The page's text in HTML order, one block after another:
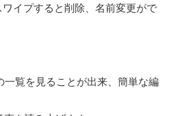
イプすると削除、名前変更がで
覧を見ることが出来、簡単な編